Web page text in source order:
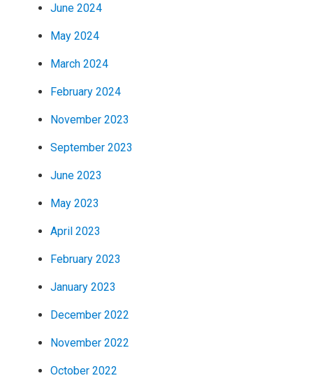
June 2024
May 2024
March 2024
February 2024
November 2023
September 2023
June 2023
May 2023
April 2023
February 2023
January 2023
December 2022
November 2022
October 2022